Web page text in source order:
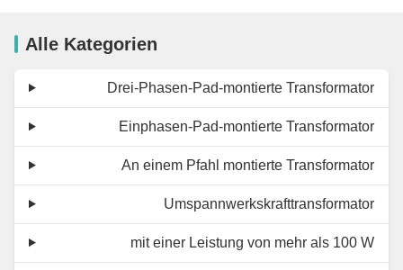
Alle Kategorien
Drei-Phasen-Pad-montierte Transformator
Einphasen-Pad-montierte Transformator
An einem Pfahl montierte Transformator
Umspannwerkskrafttransformator
mit einer Leistung von mehr als 100 W